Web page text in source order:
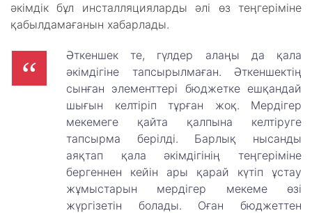
әкімдік бұл инсталляцияларды әлі өз теңгеріміне
қабылдамағанын хабарлады.
Әткеншек те, гүлдер алаңы да қала
әкімдігіне тапсырылмаған. Әткеншектің
сынған элементтері бюджетке ешқандай
шығын келтіріп тұрған жоқ. Мердігер
мекемеге қайта қалпына келтіруге
тапсырма берілді. Барлық нысанды
аяқтап қала әкімдігінің теңгеріміне
бергеннен кейін ары қарай күтіп ұстау
жұмыстарын мердігер мекеме өзі
жүргізетін болады. Оған бюджеттен